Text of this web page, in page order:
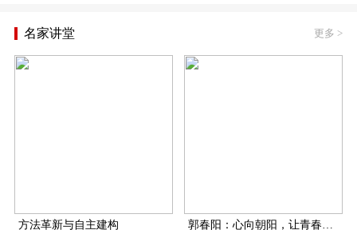
名家讲堂 更多 >
方法革新与自主建构